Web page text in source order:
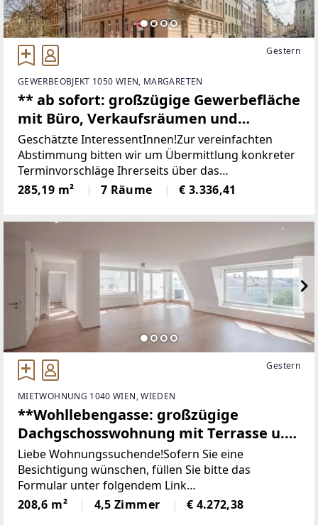
Gestern
GEWERBEOBJEKT 1050 WIEN, MARGARETEN
** ab sofort: großzügige Gewerbefläche
mit Büro, Verkaufsräumen und
Lagerfläche - Straßeneingang,
Klimaanlage, Laderampe, uvm. **
unbefristete Miete **
Geschätzte InteressentInnen!Zur vereinfachten
Abstimmung bitten wir um Übermittlung konkreter
Terminvorschläge Ihrerseits über das
Kontaktformular oder um telefonische
Kontaktaufnahme!ERZÄHLEN SIE UNS VON IHREM
285,19 m² 7 Räume € 3.336,41
Gestern
MIETWOHNUNG 1040 WIEN, WIEDEN
**Wohllebengasse: großzügige
Dachgschosswohnung mit Terrasse u.
Fernblick - Nähe Belvedere / Innenstadt
**
Liebe Wohnungssuchende!Sofern Sie eine
Besichtigung wünschen, füllen Sie bitte das
Formular unter folgendem Link
aus:www.sulek.immobilien/besichtigung
[http://www.sulek.immobilien/besichtigung] (bitte
208,6 m² 4,5 Zimmer € 4.272,38